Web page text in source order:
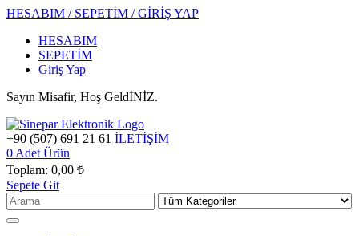
HESABIM / SEPETİM / GİRİŞ YAP
HESABIM
SEPETİM
Giriş Yap
Sayın Misafir, Hoş GeldİNİZ.
+90 (507) 691 21 61 İLETİŞİM
0 Adet Ürün
Toplam: 0,00 ₺
Sepete Git